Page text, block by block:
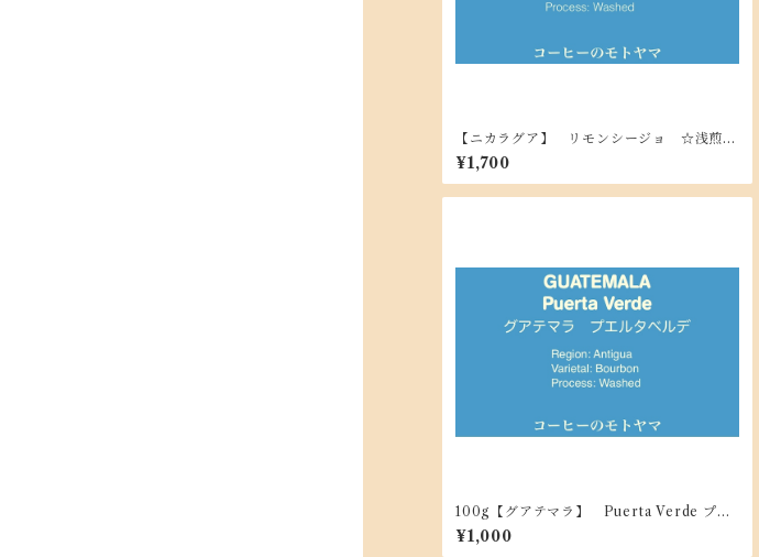
【ニカラグア】 リモンシージョ ☆浅煎り
200g
¥1,700
100g【グアテマラ】 Puerta Verde プエ
ルタ・ベルデ ☆中煎り ☆深煎り
¥1,000